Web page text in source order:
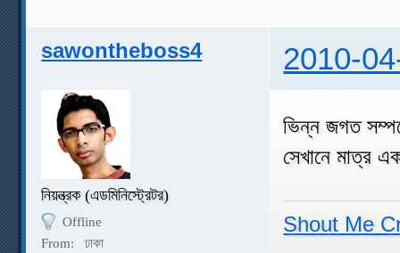
sawontheboss4 2010-
নিয়ন্ত্রক (এডমিনিস্ট্রেটর)
Offline
From:
ঢাকা
ভিন্ন জগত
সেখানে মাত্র
Shout Me